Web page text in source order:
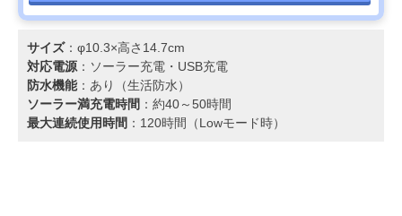
サイズ：φ10.3×高さ14.7cm
対応電源：ソーラー充電‎・USB充電
防水機能：あり（生活防水）
ソーラー満充電時間 ：約40～50時間
最大連続使用時間 ：120時間（Lowモード時）